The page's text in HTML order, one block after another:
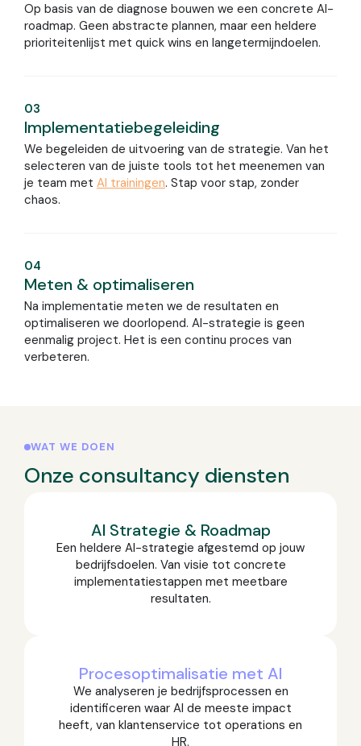
Op basis van de diagnose bouwen we een concrete AI-
roadmap. Geen abstracte plannen, maar een heldere
prioriteitenlijst met quick wins en langetermijndoelen.
03
Implementatiebegeleiding
We begeleiden de uitvoering van de strategie. Van het
selecteren van de juiste tools tot het meenemen van
je team met AI trainingen. Stap voor stap, zonder
chaos.
04
Meten & optimaliseren
Na implementatie meten we de resultaten en
optimaliseren we doorlopend. AI-strategie is geen
eenmalig project. Het is een continu proces van
verbeteren.
WAT WE DOEN
Onze consultancy diensten
AI Strategie & Roadmap
Een heldere AI-strategie afgestemd op jouw
bedrijfsdoelen. Van visie tot concrete
implementatiestappen met meetbare
resultaten.
Procesoptimalisatie met AI
We analyseren je bedrijfsprocessen en
identificeren waar AI de meeste impact
heeft, van klantenservice tot operations en
HR.